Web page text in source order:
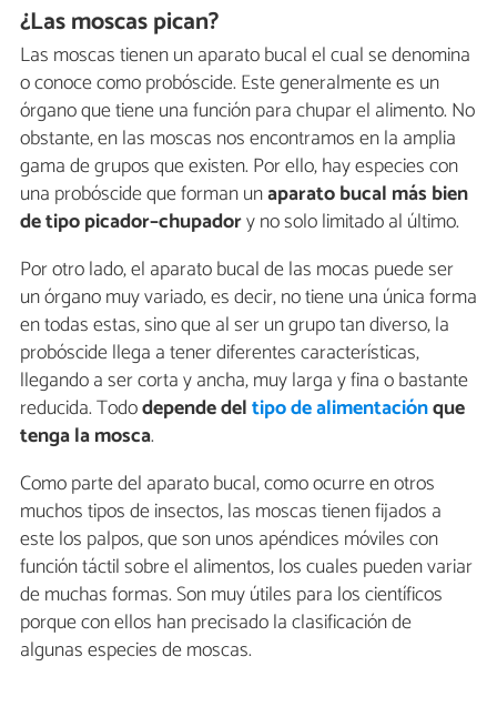
¿Las moscas pican?
Las moscas tienen un aparato bucal el cual se denomina
o conoce como probóscide. Este generalmente es un
órgano que tiene una función para chupar el alimento. No
obstante, en las moscas nos encontramos en la amplia
gama de grupos que existen. Por ello, hay especies con
una probóscide que forman unaparato bucal más bien
de tipo picador–chupadory no solo limitado al último.
Por otro lado, el aparato bucal de las mocas puede ser
un órgano muy variado, es decir, no tiene una única forma
en todas estas, sino que al ser un grupo tan diverso, la
probóscide llega a tener diferentes características,
llegando a ser corta y ancha, muy larga y fina o bastante
reducida. Tododepende deltipo de alimentaciónque
tenga la mosca.
Como parte del aparato bucal, como ocurre en otros
muchos tipos de insectos, las moscas tienen fijados a
este los palpos, que son unos apéndices móviles con
función táctil sobre el alimentos, los cuales pueden variar
de muchas formas. Son muy útiles para los científicos
porque con ellos han precisado la clasificación de
algunas especies de moscas.